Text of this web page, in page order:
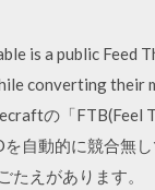
is a public Feed
converting their
の「FTB(Feel
自動的に競合無
たえがあります。